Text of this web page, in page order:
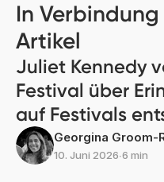
In
Artikel
Juliet Kennedy
Festival über
auf Festivals
Georgina Groom-
10. Juni 2026∙6 min